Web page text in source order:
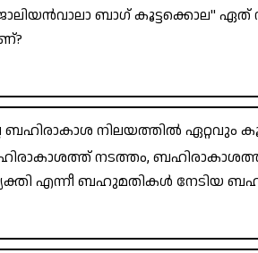
ബാഗ് കൂട്ടക്കൊല" ഏത്
ബഹിരാകാശ നിലയത്തിൽ ഏറ്റവും
നടത്തം,
എന്നീ ബഹുമതികൾ നേടിയ